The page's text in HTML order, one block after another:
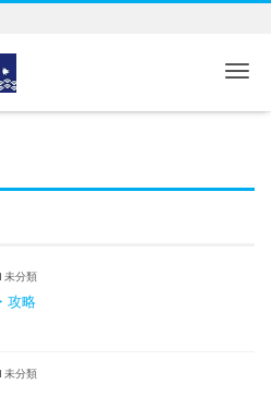
未分類
攻略
未分類